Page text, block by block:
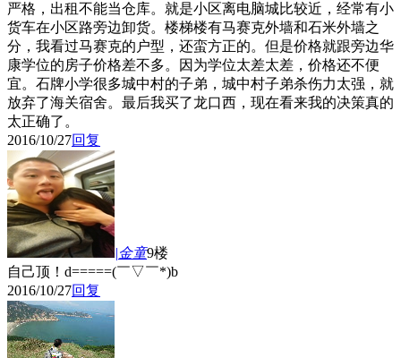
严格，出租不能当仓库。就是小区离电脑城比较近，经常有小
货车在小区路旁边卸货。楼梯楼有马赛克外墙和石米外墙之
分，我看过马赛克的户型，还蛮方正的。但是价格就跟旁边华
康学位的房子价格差不多。因为学位太差太差，价格还不便
宜。石牌小学很多城中村的子弟，城中村子弟杀伤力太强，就
放弃了海关宿舍。最后我买了龙口西，现在看来我的决策真的
太正确了。
2016/10/27回复
|金童9楼
自己顶！d=====(￣▽￣*)b
2016/10/27回复